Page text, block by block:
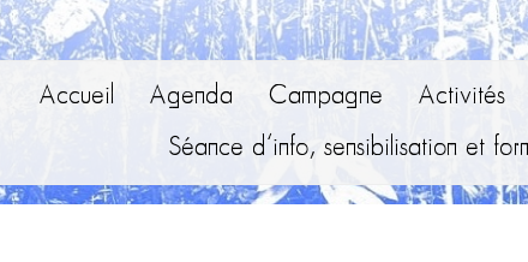
Accueil Agenda Campagne Activités
Séance d’info, sensibilisation et